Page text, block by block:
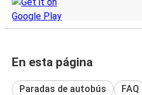
En esta página
Paradas de autobús FAQ